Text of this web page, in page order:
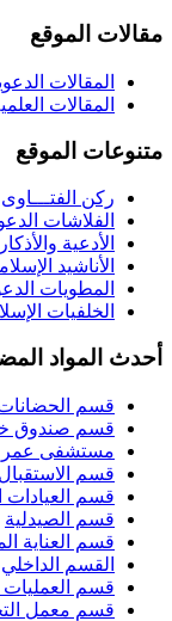
مقالات الموقع
المقالات
المقالات
متنوعات الموقع
ركن الفتـــاوى
الفلاشات
الأدعية والأذكار
الأناشيد
المطويات
الخلفيات
أحدث المواد
قسم
قسم صندوق
مستشفى عمر
قسم
قسم العيادات
قسم الصيدلية
قسم العناية
القسم الداخلي
قسم
قسم معمل